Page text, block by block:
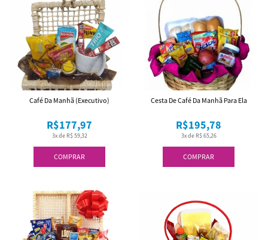
COMPRAR
3x de R$ 59,32
R$177,97
Café Da Manhã (Executivo)
COMPRAR
3x de R$ 65,26
R$195,78
Cesta De Café Da Manhã Para Ela